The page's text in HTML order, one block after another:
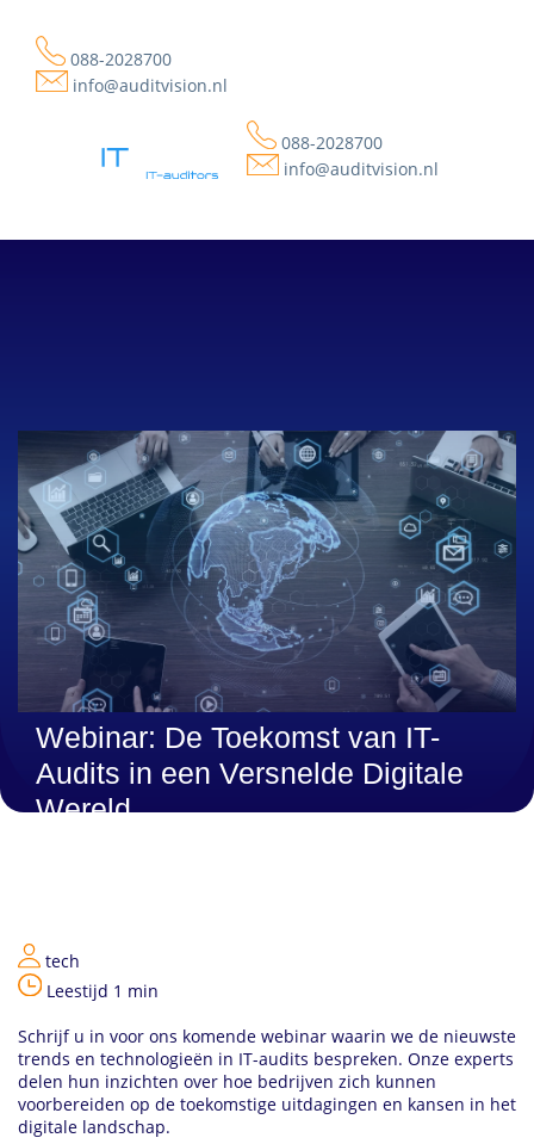
088-2028700
info@auditvision.nl
088-2028700
info@auditvision.nl
Webinar: De Toekomst van IT-
Audits in een Versnelde Digitale
Wereld
tech
Leestijd 1 min
Schrijf u in voor ons komende webinar waarin we de nieuwste
trends en technologieën in IT-audits bespreken. Onze experts
delen hun inzichten over hoe bedrijven zich kunnen
voorbereiden op de toekomstige uitdagingen en kansen in het
digitale landschap.